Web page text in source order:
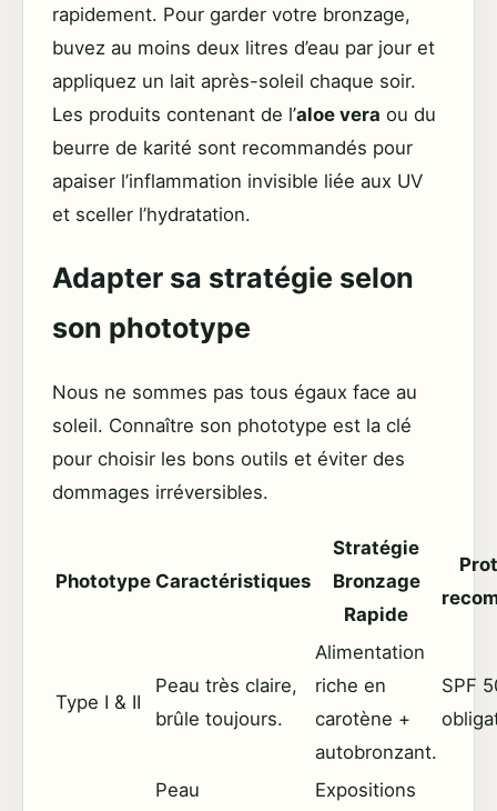
rapidement. Pour garder votre bronzage,
buvez au moins deux litres d’eau par jour et
appliquez un lait après-soleil chaque soir.
Les produits contenant de l’aloe vera ou du
beurre de karité sont recommandés pour
apaiser l’inflammation invisible liée aux UV
et sceller l’hydratation.
Adapter sa stratégie selon
son phototype
Nous ne sommes pas tous égaux face au
soleil. Connaître son phototype est la clé
pour choisir les bons outils et éviter des
dommages irréversibles.
Phototype Caractéristiques
Stratégie
Bronzage
Rapide
Type I & II
Peau très claire,
brûle toujours.
Alimentation
riche en
carotène +
autobronzant.
SPF
Peau
Expositions